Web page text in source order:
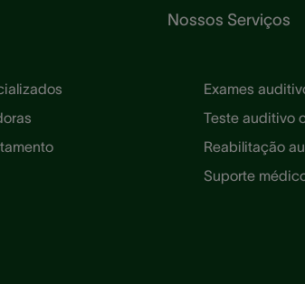
Nossos Serviços
Exames
Teste auditivo
Reabilitação
Suporte